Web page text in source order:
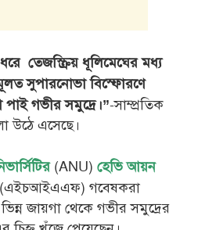
তেজস্ক্রিয় ধূলিমেঘের মধ্য
সুপারনোভা বিস্ফোরণে
গভীর সমুদ্রে।”-সাম্প্রতিক
উঠে এসেছে।
(ANU) হেভি আয়ন
গবেষকরা
জায়গা থেকে গভীর সমুদ্রের